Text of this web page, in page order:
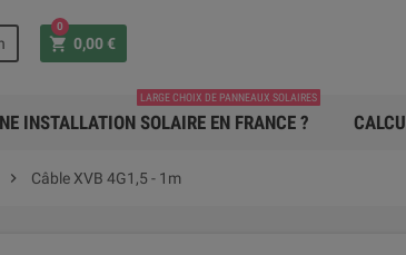
shopping_cart 0,00 €
0
INSTALLATION SOLAIRE EN FRANCE ?
LARGE CHOIX DE PANNEAUX SOLAIRES
chevron_right Câble XVB 4G1,5 - 1m